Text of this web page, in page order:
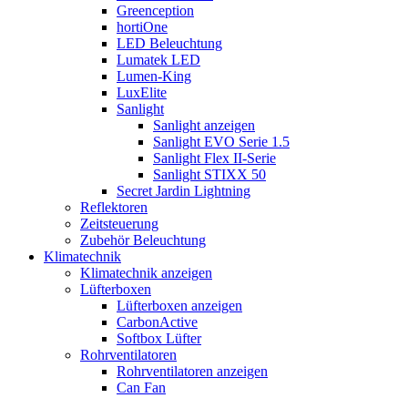
Greenception
hortiOne
LED Beleuchtung
Lumatek LED
Lumen-King
LuxElite
Sanlight
Sanlight anzeigen
Sanlight EVO Serie 1.5
Sanlight Flex II-Serie
Sanlight STIXX 50
Secret Jardin Lightning
Reflektoren
Zeitsteuerung
Zubehör Beleuchtung
Klimatechnik
Klimatechnik anzeigen
Lüfterboxen
Lüfterboxen anzeigen
CarbonActive
Softbox Lüfter
Rohrventilatoren
Rohrventilatoren anzeigen
Can Fan